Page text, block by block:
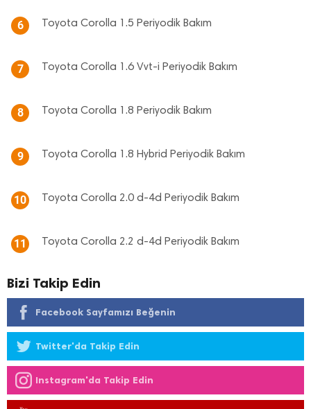
6 Toyota Corolla 1.5 Periyodik Bakım
7 Toyota Corolla 1.6 Vvt-i Periyodik Bakım
8 Toyota Corolla 1.8 Periyodik Bakım
9 Toyota Corolla 1.8 Hybrid Periyodik Bakım
10 Toyota Corolla 2.0 d-4d Periyodik Bakım
11 Toyota Corolla 2.2 d-4d Periyodik Bakım
Bizi Takip Edin
Facebook Sayfamızı Beğenin
Twitter'da Takip Edin
Instagram'da Takip Edin